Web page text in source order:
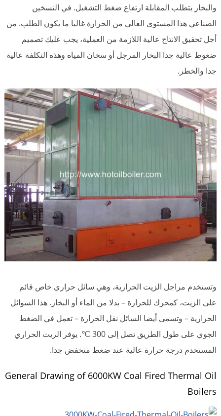
والبخار يتطلب المقابلة ارتفاع ضغط التشغيل. في التسخين
الصناعي هذا المستوى العالي من الحرارة غالبا ما يكون الطلب. من
أجل تحقيق الانتاج عالية اللازمة من العملية، يجب عليك تصميم
ضغوط عالية جدا البخار المرجل أو سخان المياه وهذه التكلفة عالية
جدا والخطر.
وتستخدم مراجل الزيت الحرارية، وهي سائل حراري خاص قائم
على الزيت، كمحرك للحرارة – بدلا من الماء أو البخار. هذا السوائل
الحرارية – وتسمى أيضا السائل نقل الحرارة – تعمل في الضغط
الجوي على طول الطريق تصل إلى 300 ℃. يوفر الزيت الحراري
المستخدم درجة حرارة عالية عند ضغط منخفض جدا.
General Drawing of 6000KW Coal Fired Thermal Oil
Boilers